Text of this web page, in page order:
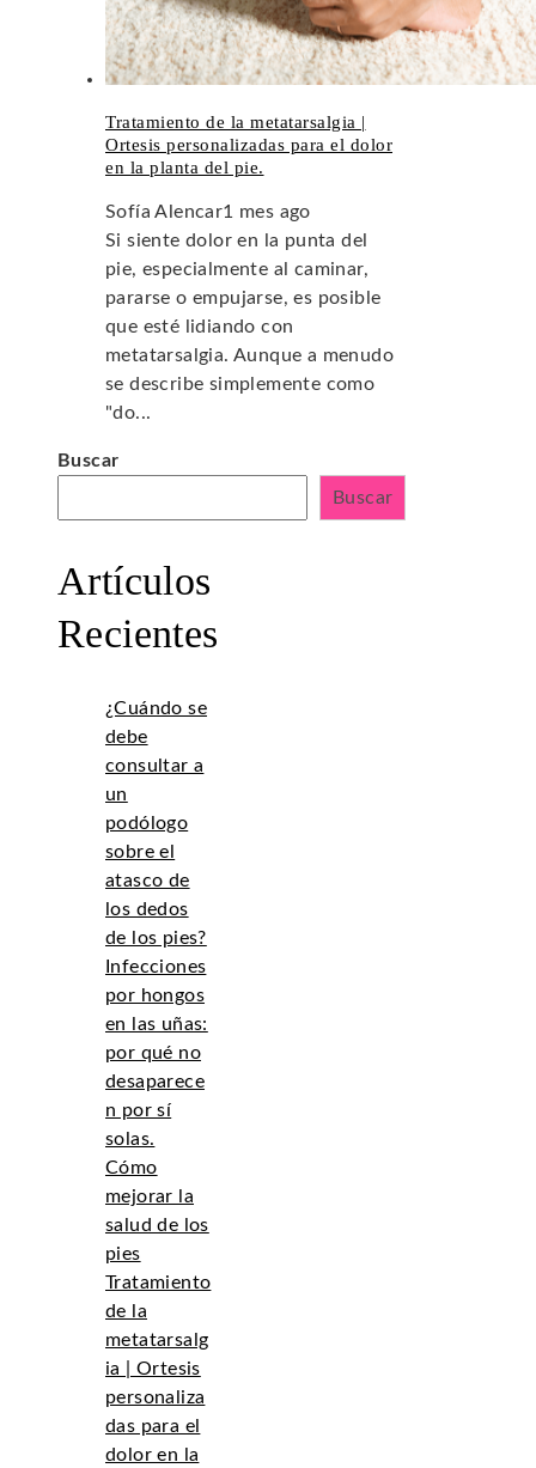
Tratamiento de la metatarsalgia |
Ortesis personalizadas para el dolor
en la planta del pie.
Sofía Alencar1 mes ago
Si siente dolor en la punta del
pie, especialmente al caminar,
pararse o empujarse, es posible
que esté lidiando con
metatarsalgia. Aunque a menudo
se describe simplemente como
"do...
Buscar
Buscar
Artículos
Recientes
¿Cuándo se
debe
consultar a
un
podólogo
sobre el
atasco de
los dedos
de los pies?
Infecciones
por hongos
en las uñas:
por qué no
desaparece
n por sí
solas.
Cómo
mejorar la
salud de los
pies
Tratamiento
de la
metatarsalg
ia | Ortesis
personaliza
das para el
dolor en la